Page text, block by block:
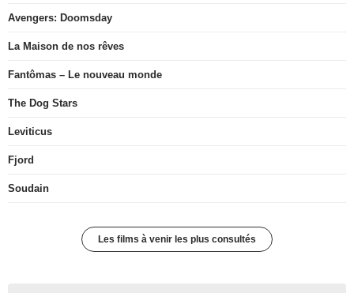
Avengers: Doomsday
La Maison de nos rêves
Fantômas – Le nouveau monde
The Dog Stars
Leviticus
Fjord
Soudain
Les films à venir les plus consultés